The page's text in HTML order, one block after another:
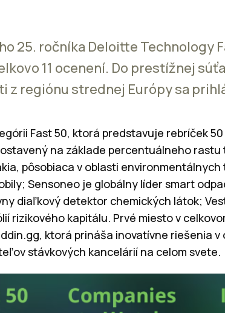
25. ročníka Deloitte Technology
11 ocenení. Do prestížnej
z regiónu strednej Európy sa
Fast 50, ktorá predstavuje rebríček
na základe percentuálneho
pôsobiaca v oblasti
Sensoneo je globálny líder smart
diaľkový detektor chemických látok;
rizikového kapitálu. Prvé miesto v
ktorá prináša inovatívne riešenia
stávkových kancelárií na celom svete.